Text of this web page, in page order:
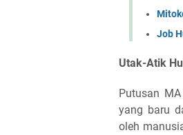
Job
Utak-Atik
Putusan
yang baru
oleh